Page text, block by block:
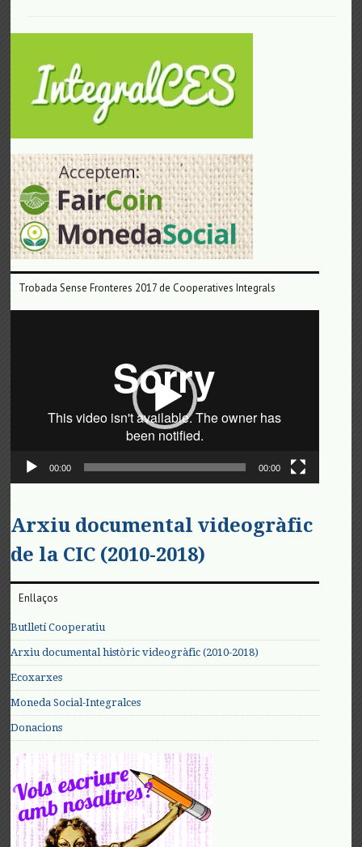
Trobada Sense Fronteres 2017 de Cooperatives Integrals
00:00 00:00
Arxiu documental videogràfic
de la CIC (2010-2018)
Enllaços
Butlletí Cooperatiu
Arxiu documental històric videogràfic (2010-2018)
Ecoxarxes
Moneda Social-Integralces
Donacions